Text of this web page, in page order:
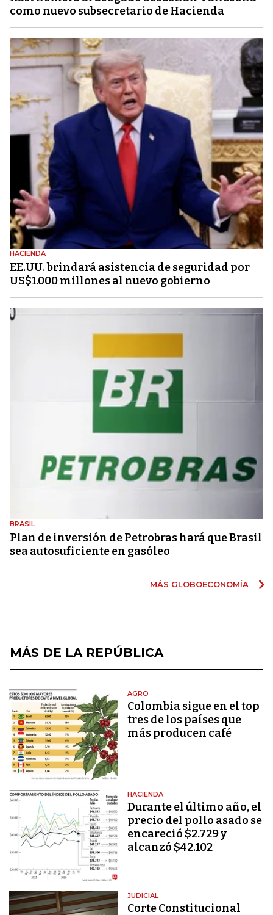
como nuevo subsecretario de Hacienda
HACIENDA
EE.UU. brindará asistencia de seguridad por
US$1.000 millones al nuevo gobierno
BRASIL
Plan de inversión de Petrobras hará que Brasil
sea autosuficiente en gasóleo
MÁS GLOBOECONOMÍA
MÁS DE LA REPÚBLICA
AGRO
Colombia sigue en el top
tres de los países que
más producen café
HACIENDA
Durante el último año, el
precio del pollo asado se
encareció $2.729 y
alcanzó $42.102
JUDICIAL
Corte Constitucional